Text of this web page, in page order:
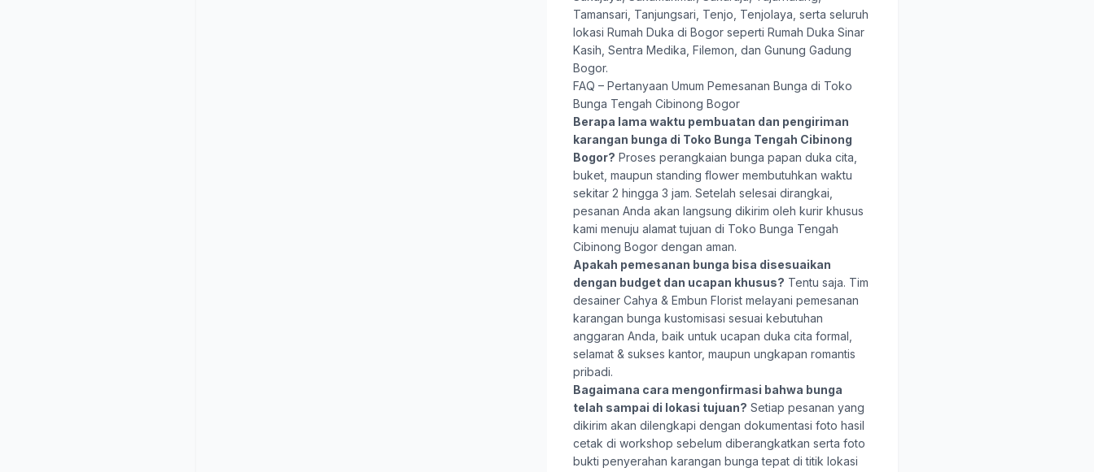
Tamansari, Tanjungsari, Tenjo, Tenjolaya, serta seluruh
lokasi Rumah Duka di Bogor seperti Rumah Duka Sinar
Kasih, Sentra Medika, Filemon, dan Gunung Gadung
Bogor.
FAQ – Pertanyaan Umum Pemesanan Bunga di Toko
Bunga Tengah Cibinong Bogor
Berapa lama waktu pembuatan dan pengiriman
karangan bunga di Toko Bunga Tengah Cibinong
Bogor? Proses perangkaian bunga papan duka cita,
buket, maupun standing flower membutuhkan waktu
sekitar 2 hingga 3 jam. Setelah selesai dirangkai,
pesanan Anda akan langsung dikirim oleh kurir khusus
kami menuju alamat tujuan di Toko Bunga Tengah
Cibinong Bogor dengan aman.
Apakah pemesanan bunga bisa disesuaikan
dengan budget dan ucapan khusus? Tentu saja. Tim
desainer Cahya & Embun Florist melayani pemesanan
karangan bunga kustomisasi sesuai kebutuhan
anggaran Anda, baik untuk ucapan duka cita formal,
selamat & sukses kantor, maupun ungkapan romantis
pribadi.
Bagaimana cara mengonfirmasi bahwa bunga
telah sampai di lokasi tujuan? Setiap pesanan yang
dikirim akan dilengkapi dengan dokumentasi foto hasil
cetak di workshop sebelum diberangkatkan serta foto
bukti penyerahan karangan bunga tepat di titik lokasi